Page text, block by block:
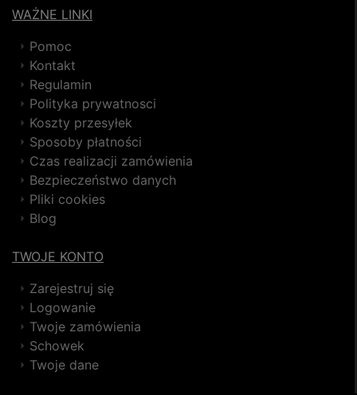
WAŻNE LINKI
Pomoc
Kontakt
Regulamin
Polityka prywatnosci
Koszty przesyłek
Sposoby płatności
Czas realizacji zamówienia
Bezpieczeństwo danych
Pliki cookies
Blog
TWOJE KONTO
Zarejestruj się
Logowanie
Twoje zamówienia
Schowek
Twoje dane